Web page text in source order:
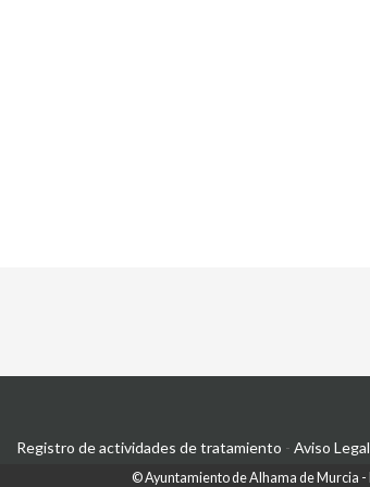
Registro de actividades de tratamiento - Aviso Legal
©Ayuntamiento de Alhama de Murcia